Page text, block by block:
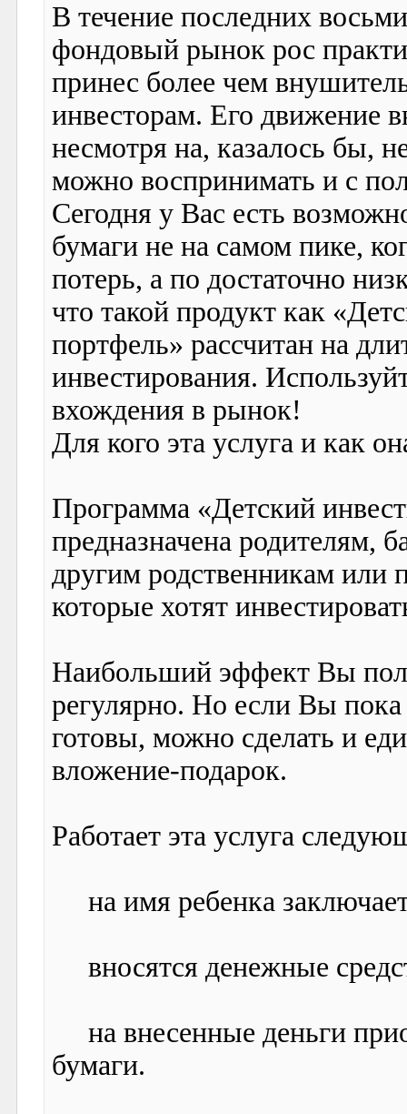
В течение последних
фондовый рынок рос
принес более чем
инвесторам. Его движение
несмотря на, казалось бы,
можно воспринимать и с
Сегодня у Вас есть
бумаги не на самом пике,
потерь, а по достаточно
что такой продукт как
портфель» рассчитан на
инвестирования.
вхождения в рынок!
Для кого эта услуга и как
Программа «Детский
предназначена родителям,
другим родственникам или
которые хотят
Наибольший эффект Вы
регулярно. Но если Вы пока
готовы, можно сделать и
вложение-подарок.
Работает эта услуга
на имя ребенка
вносятся денежные
на внесенные деньги
бумаги.